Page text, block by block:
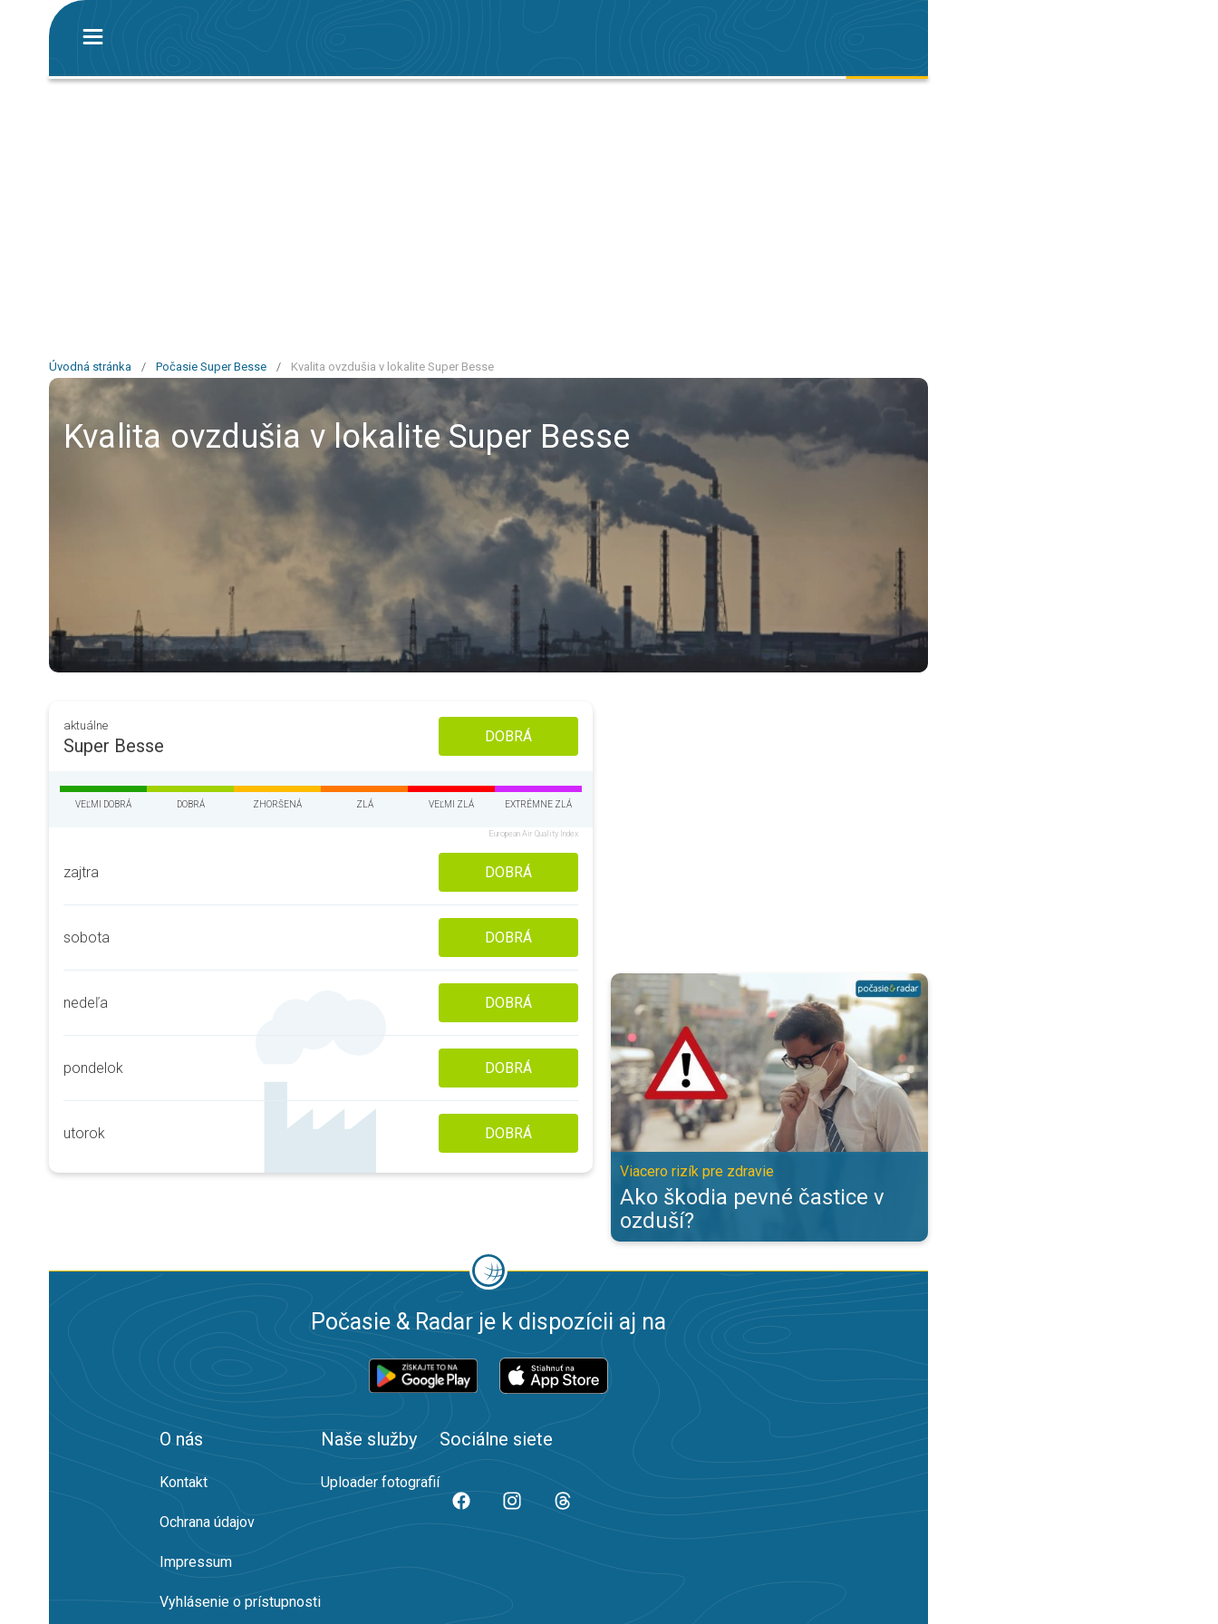
Úvodná stránka / Počasie Super Besse / Kvalita ovzdušia v lokalite Super Besse
Kvalita ovzdušia v lokalite Super Besse
aktuálne
Super Besse DOBRÁ
VEĽMI DOBRÁ DOBRÁ ZHORŠENÁ ZLÁ VEĽMI ZLÁ EXTRÉMNE ZLÁ
European Air Quality Index
zajtra DOBRÁ
sobota DOBRÁ
nedeľa DOBRÁ
pondelok DOBRÁ
utorok DOBRÁ
Ako škodia pevné častice v ozduší?. Viacero rizík pre zdravie. . .
Viacero rizík pre zdravie
Ako škodia pevné častice v
ozduší?
Počasie & Radar je k dispozícii aj na
O nás
Kontakt
Ochrana údajov
Impressum
Vyhlásenie o prístupnosti
Naše služby
Uploader fotografií
Sociálne siete